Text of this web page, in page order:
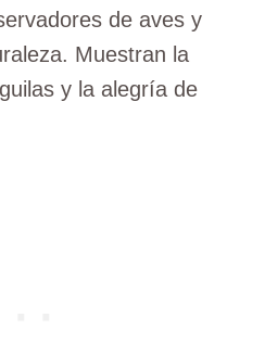
de aves y
Muestran la
y la alegría de